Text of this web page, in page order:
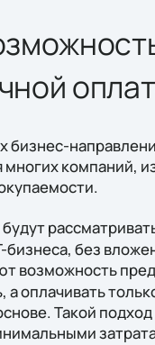
бизнес-
компаний,
бизнеса, без
возможность
а оплачивать
Такой